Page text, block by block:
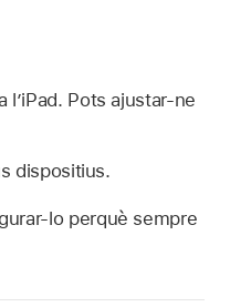
Pots ajustar-ne
dispositius.
lo perquè sempre